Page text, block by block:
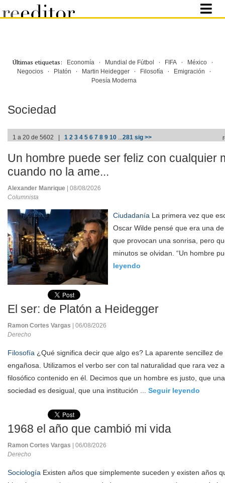
Últimas etiquetas: Economía· Mundial de Fútbol · FIFA· México·
Negocios · Platón · Martin Heidegger · Filosofía · Emigración ·
Poesía Moderna
Sociedad
1 a 20 de 5602 | 1 2 3 4 5 6 7 8 9 10 ...281 sig >>
Un hombre puede ser feliz con cualquier
cuando no la ame...
Alexander Manrique
| 08/08/2026
Columnista
Ciudadanía La primera vez que
Oscar Wilde pensé que era una
que provocan una sonrisa, pero
minutos se olvidan. “Un hombre
leyendo
El ser: de Platón a Heidegger
Ramon Cortes Vargas
| 06/08/2026
Derecho
Filosofía ¿Qué significa decir que algo es? La aparente sencillez
engañosa. Utilizamos el verbo ser con tal naturalidad que rara vez
filosófico contenido en él. Decimos que un hombre es justo, que
sociedad es desigual, que una institución ... Seguir leyendo
1968 el año que cambió mi vida
Ramon Cortes Vargas
| 06/08/2026
Derecho
Sociología Existen años que simplemente suceden y existen años